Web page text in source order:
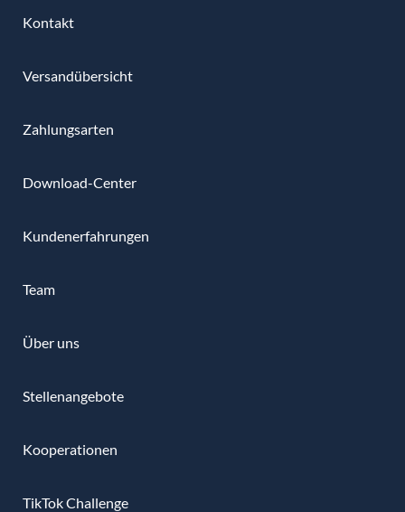
Kontakt
Versandübersicht
Zahlungsarten
Download-Center
Kundenerfahrungen
Team
Über uns
Stellenangebote
Kooperationen
TikTok Challenge